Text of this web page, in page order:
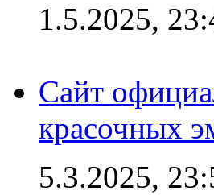
1.5.2025,
Сайт
красочных
5.3.2025,